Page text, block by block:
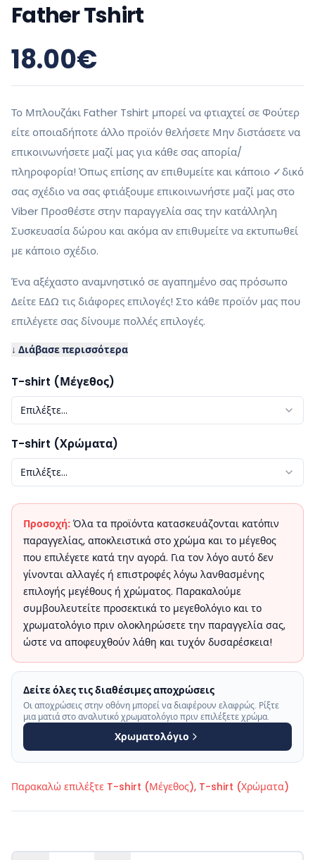
Father Tshirt
18.00€
Το Μπλουζάκι Father Tshirt μπορεί να φτιαχτεί σε Φούτερ
είτε οποιαδήποτε άλλο προϊόν θελήσετε Μην διστάσετε να
επικοινωνήσετε μαζί μας για κάθε σας απορία/
πληροφορία! Όπως επίσης αν επιθυμείτε και κάποιο ✓δικό
σας σχέδιο να σας φτιάξουμε επικοινωνήστε μαζί μας στο
Viber Προσθέστε στην παραγγελία σας την κατάλληλη
Συσκευασία δώρου και ακόμα αν επιθυμείτε να εκτυπωθεί
με κάποιο σχέδιο.
Ένα αξέχαστο αναμνηστικό σε αγαπημένο σας πρόσωπο
Δείτε ΕΔΩ τις διάφορες επιλογές! Στο κάθε προϊόν μας που
επιλέγετε σας δίνουμε πολλές επιλογές.
↓ Διάβασε περισσότερα
T-shirt (Μέγεθος)
Επιλέξτε...
T-shirt (Χρώματα)
Επιλέξτε...
Προσοχή: Όλα τα προϊόντα κατασκευάζονται κατόπιν
παραγγελίας, αποκλειστικά στο χρώμα και το μέγεθος
που επιλέγετε κατά την αγορά. Για τον λόγο αυτό δεν
γίνονται αλλαγές ή επιστροφές λόγω λανθασμένης
επιλογής μεγέθους ή χρώματος. Παρακαλούμε
συμβουλευτείτε προσεκτικά το μεγεθολόγιο και το
χρωματολόγιο πριν ολοκληρώσετε την παραγγελία σας,
ώστε να αποφευχθούν λάθη και τυχόν δυσαρέσκεια!
Δείτε όλες τις διαθέσιμες αποχρώσεις
Οι αποχρώσεις στην οθόνη μπορεί να διαφέρουν ελαφρώς. Ρίξτε
μια ματιά στο αναλυτικό χρωματολόγιο πριν επιλέξετε χρώμα.
Χρωματολόγιο
Παρακαλώ επιλέξτε T-shirt (Μέγεθος), T-shirt (Χρώματα)